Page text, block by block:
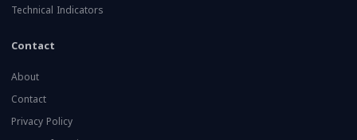
Technical Indicators
Contact
About
Contact
Privacy Policy